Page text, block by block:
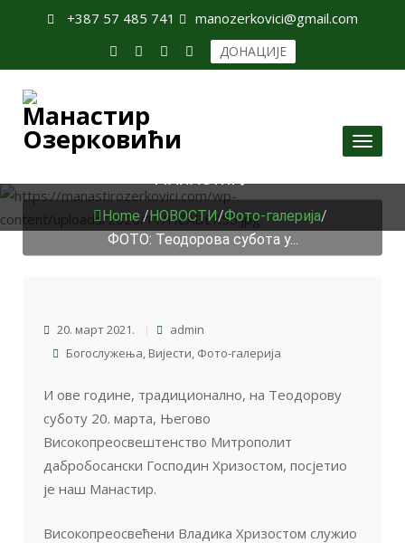
+387 57 485 741 manozerkovici@gmail.com
ДОНАЦИЈЕ
Toggle
ФОТО: ТЕОДОРОВА СУБОТА У НАШЕМ
Home /НОВОСТИ/Фото-галерија/
ФОТО: Теодорова субота у...
20. март 2021.
admin
Богослужења, Вијести, Фото-галерија
И ове године, традиционално, на Теодорову
суботу 20. марта, Његово
Високопреосвештенство Митрополит
дабробосански Господин Хризостом, посјетио
је наш Манастир.
Високопреосвећени Владика Хризостом служио